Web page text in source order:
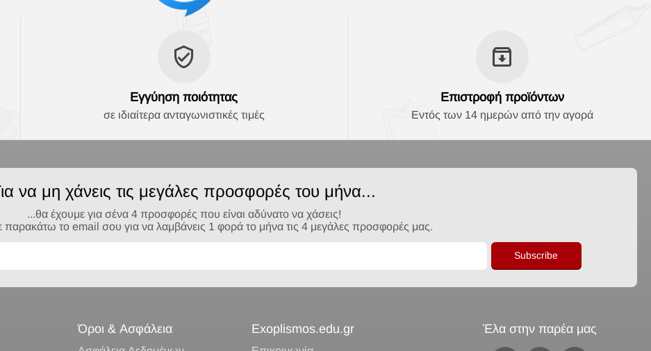
Εγγύηση ποιότητας
σε ιδιαίτερα ανταγωνιστικές τιμές
Επιστροφή προϊόντων
Εντός των 14 ημερών από την αγορά
να μη χάνεις τις μεγάλες προσφορές του μήνα...
...θα έχουμε για σένα 4 προσφορές που είναι αδύνατο να χάσεις!
το email σου για να λαμβάνεις 1 φορά το μήνα τις 4 μεγάλες προσφορές μας.
Subscribe
Όροι & Ασφάλεια Exoplismos.edu.gr Έλα στην παρέα μας